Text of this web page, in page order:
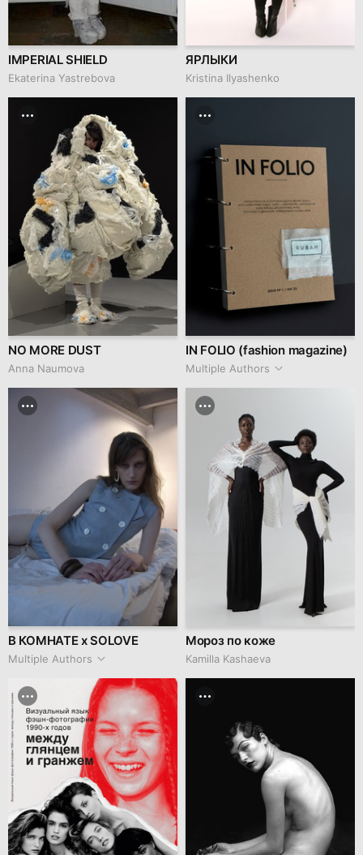
IMPERIAL SHIELD
Ekaterina Yastrebova
ЯРЛЫКИ
Kristina Ilyashenko
NO MORE DUST
Anna Naumova
IN FOLIO (fashion magazine)
Multiple Authors
В КОМНАТЕ х SOLOVE
Multiple Authors
Мороз по коже
Kamilla Kashaeva